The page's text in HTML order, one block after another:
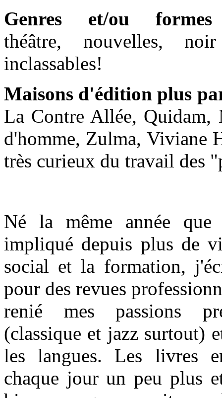
Genres et/ou formes
théâtre, nouvelles,
inclassables!
Maisons d'édition plus
La Contre Allée,
d'homme, Zulma, Viviane
très curieux du travail des
Né la même année
impliqué depuis plus de
social et la formation,
pour des revues
renié mes passions
(classique et jazz surtout)
les langues. Les livres
chaque jour un peu plus